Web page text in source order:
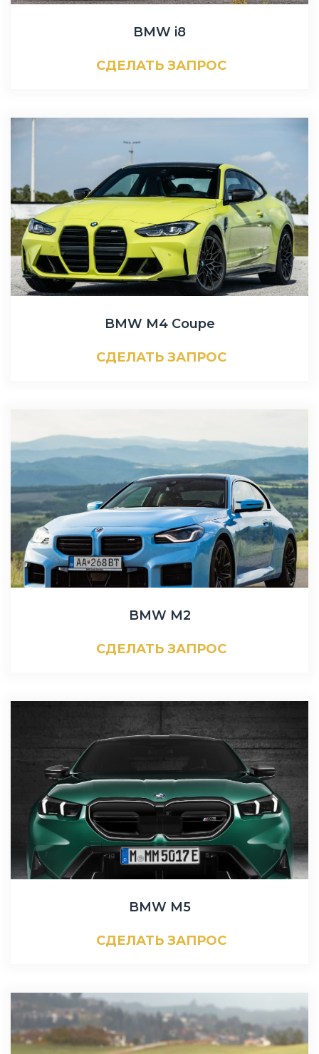
BMW i8
СДЕЛАТЬ ЗАПРОС
BMW M4 Coupe
СДЕЛАТЬ ЗАПРОС
BMW M2
СДЕЛАТЬ ЗАПРОС
BMW M5
СДЕЛАТЬ ЗАПРОС